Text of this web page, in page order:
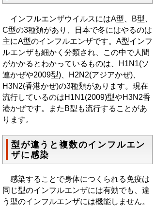
インフルエンザウイルスにはA型、B型、
C型の3種類があり、日本で冬にはやるのは
主にA型のインフルエンザです。A型インフ
ルエンザも細かく分類され、この中で人間
がかかるとわかっているものは、H1N1(ソ
連かぜや2009型)、H2N2(アジアかぜ)、
H3N2(香港かぜ)の3種類があります。現在
流行しているのはH1N1(2009)型やH3N2香
港かぜです。またB型も流行することがあ
ります。
型が違うと複数のインフルエン
ザに感染
感染することで身体につくられる免疫は
同じ型のインフルエンザには有効でも、違
う型のインフルエンザには機能しません。